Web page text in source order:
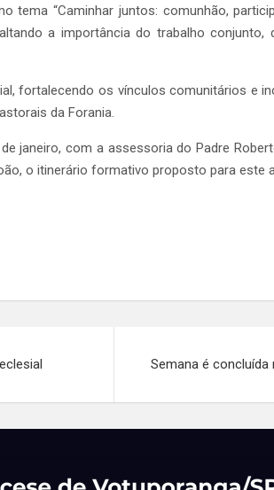
“Caminhar juntos: comunhão,
a importância do trabalho
fortalecendo os vínculos comunitários e
da Forania.
janeiro, com a assessoria do Padre
o itinerário formativo proposto para este
Semana é